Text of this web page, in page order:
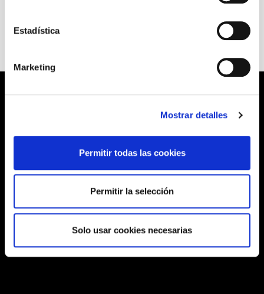
Estadística
Marketing
Mostrar detalles
Permitir todas las cookies
Permitir la selección
Solo usar cookies necesarias